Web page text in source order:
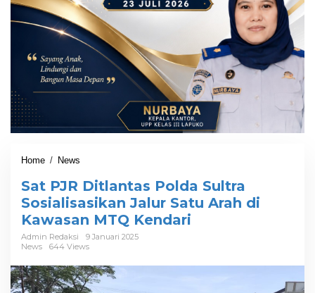
Home / News
P
J
R
D
i
l
a
Sat PJR Ditlantas Polda Sultra
Sosialisasikan Jalur Satu Arah di
Kawasan MTQ Kendari
Admin Redaksi
9 Januari 2025
News
644 Views